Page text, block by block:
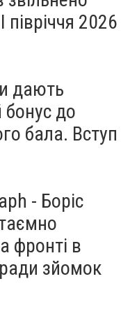
2026
дають
до
бала. Вступ
- Боріс
фронті в
зйомок